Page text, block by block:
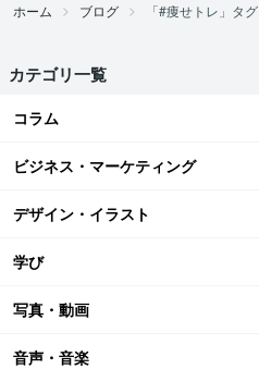
ホーム ブログ 「#痩せトレ」タグ
カテゴリ一覧
コラム
ビジネス・マーケティング
デザイン・イラスト
学び
写真・動画
音声・音楽